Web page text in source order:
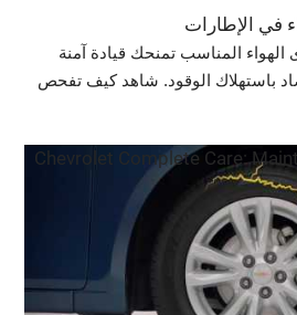
الإطارات
المناسب تمنحك قيادة آمنة
باستهلاك الوقود. شاهد كيف تفحص